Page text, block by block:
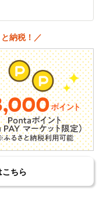
納税！／
こちら